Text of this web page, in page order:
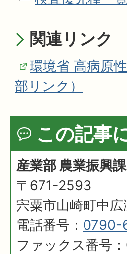
関連リンク
環境省 高病原
部リンク）
この記事
産業部 農業振興課
〒671-2593
宍粟市山崎町中
電話番号： 0790-
ファックス番号